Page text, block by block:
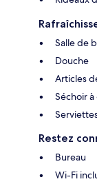
Salle de
Douche
Articles
Séchoir
Restez
Bureau
Wi-Fi